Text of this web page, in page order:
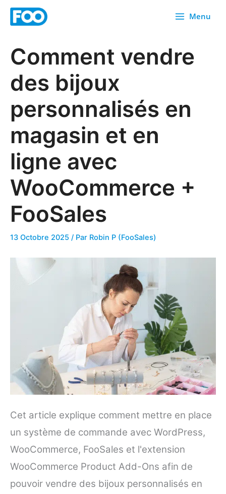
Skip
Menu
Comment vendre
des bijoux
personnalisés en
magasin et en
ligne avec
WooCommerce +
FooSales
13 Octobre 2025 / Par Robin P (FooSales)
Cet article explique comment mettre en place
un système de commande avec WordPress,
WooCommerce, FooSales et l'extension
WooCommerce Product Add-Ons afin de
pouvoir vendre des bijoux personnalisés en